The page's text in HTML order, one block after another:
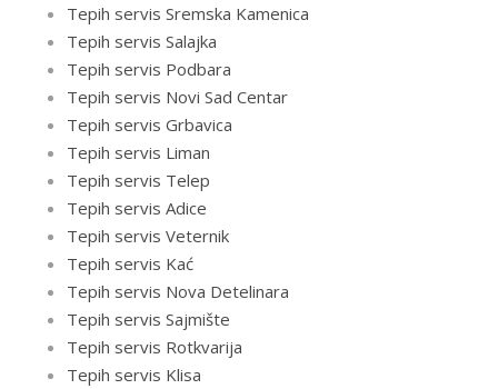
Tepih servis Sremska Kamenica
Tepih servis Salajka
Tepih servis Podbara
Tepih servis Novi Sad Centar
Tepih servis Grbavica
Tepih servis Liman
Tepih servis Telep
Tepih servis Adice
Tepih servis Veternik
Tepih servis Kać
Tepih servis Nova Detelinara
Tepih servis Sajmište
Tepih servis Rotkvarija
Tepih servis Klisa